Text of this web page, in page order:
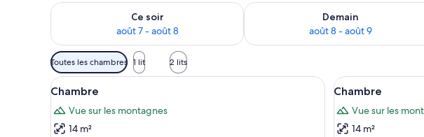
Ce soir
août 7 - août 8
Vérifier la disponibilité pour ce soir août 7 - août 8
Demain
août 8 - août 9
Vérifier la disponibilité pour
Filtres
disponibles
pour
chambres
Toutes les chambres 1 lit 2 lits
Afficher
toutes
les
photos
Une chambre avec deux lits, une commode en bois, une
5
Chambre
Vue sur les montagnes
14 m²
Afficher
toutes
les
photos
5
Chambre
Vue sur les
14 m²